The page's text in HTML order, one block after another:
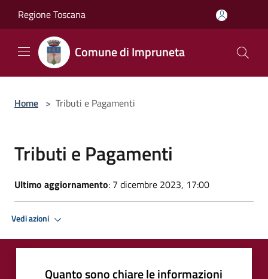
Regione Toscana
Comune di Impruneta
Home > Tributi e Pagamenti
Tributi e Pagamenti
Ultimo aggiornamento: 7 dicembre 2023, 17:00
Vedi azioni
Quanto sono chiare le informazioni